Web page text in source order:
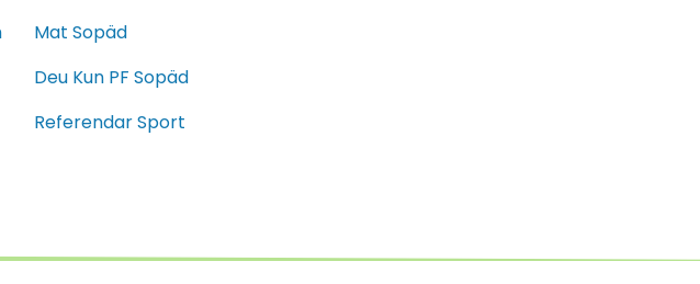
Mat Sopäd
Deu Kun PF Sopäd
Referendar Sport